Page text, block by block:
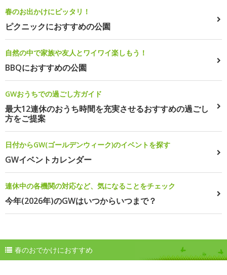
春のお出かけにピッタリ！
ピクニックにおすすめの公園
自然の中で家族や友人とワイワイ楽しもう！
BBQにおすすめの公園
GWおうちでの過ごし方ガイド
最大12連休のおうち時間を充実させるおすすめの過ごし
方をご提案
日付からGW(ゴールデンウィーク)のイベントを探す
GWイベントカレンダー
連休中の各機関の対応など、気になることをチェック
今年(2026年)のGWはいつからいつまで？
春のおでかけにおすすめ